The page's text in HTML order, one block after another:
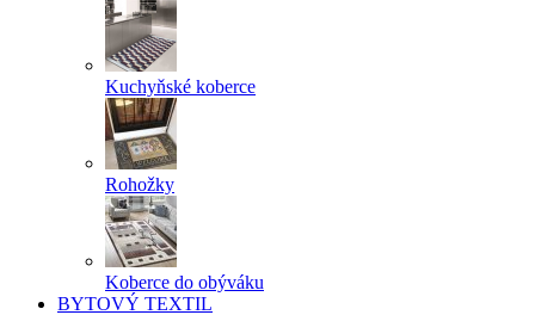
Kuchyňské koberce
Rohožky
Koberce do obýváku
BYTOVÝ TEXTIL